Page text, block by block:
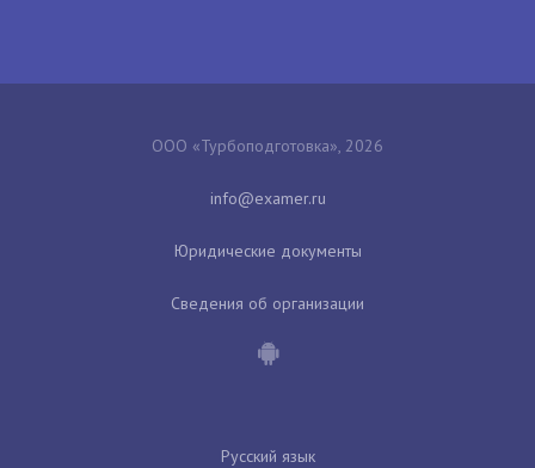
ООО «Турбоподготовка», 2026
Юридические документы
Сведения об организации
Русский язык